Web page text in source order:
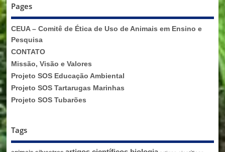
Pages
CEUA – Comitê de Ética de Uso de Animais em Ensino e
Pesquisa
CONTATO
Missão, Visão e Valores
Projeto SOS Educação Ambiental
Projeto SOS Tartarugas Marinhas
Projeto SOS Tubarões
Tags